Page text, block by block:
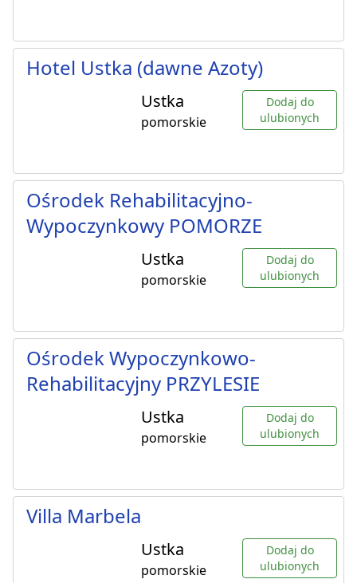
Hotel Ustka (dawne Azoty)
Ustka
pomorskie
Dodaj do
ulubionych
Ośrodek Rehabilitacyjno-
Wypoczynkowy POMORZE
Ustka
pomorskie
Dodaj do
ulubionych
Ośrodek Wypoczynkowo-
Rehabilitacyjny PRZYLESIE
Ustka
pomorskie
Dodaj do
ulubionych
Villa Marbela
Ustka
pomorskie
Dodaj do
ulubionych